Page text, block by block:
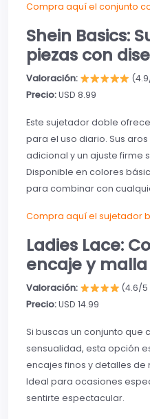
Compra aquí el conjunto
Shein Basics:
piezas con
Valoración:
Precio:USD 8.99
Este sujetador doble
para el uso diario. Sus
adicional y un ajuste firme
Disponible en colores
para combinar con
Compra aquí el sujetador
Ladies Lace:
encaje y
Valoración:
(4.6/5
Precio:USD 14.99
Si buscas un conjunto que
sensualidad, esta opción
encajes finos y detalles de
Ideal para ocasiones
sentirte espectacular.